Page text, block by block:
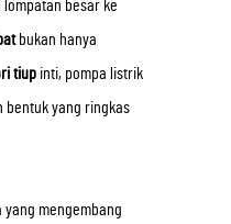
besar ke
bukan hanya
tiup inti, pompa listrik
bentuk yang ringkas
yang mengembang